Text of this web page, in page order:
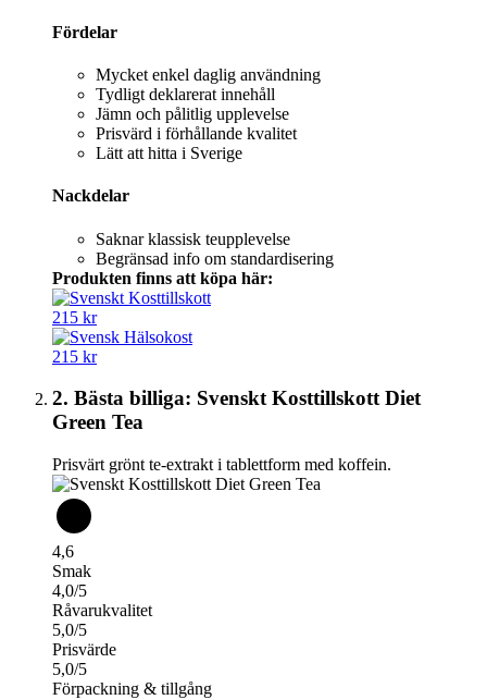
Fördelar
Mycket enkel daglig användning
Tydligt deklarerat innehåll
Jämn och pålitlig upplevelse
Prisvärd i förhållande kvalitet
Lätt att hitta i Sverige
Nackdelar
Saknar klassisk teupplevelse
Begränsad info om standardisering
Produkten finns att köpa här:
215 kr
215 kr
2. Bästa billiga: Svenskt Kosttillskott Diet
Green Tea
Prisvärt grönt te-extrakt i tablettform med koffein.
4,6
Smak
4,0/5
Råvarukvalitet
5,0/5
Prisvärde
5,0/5
Förpackning & tillgång